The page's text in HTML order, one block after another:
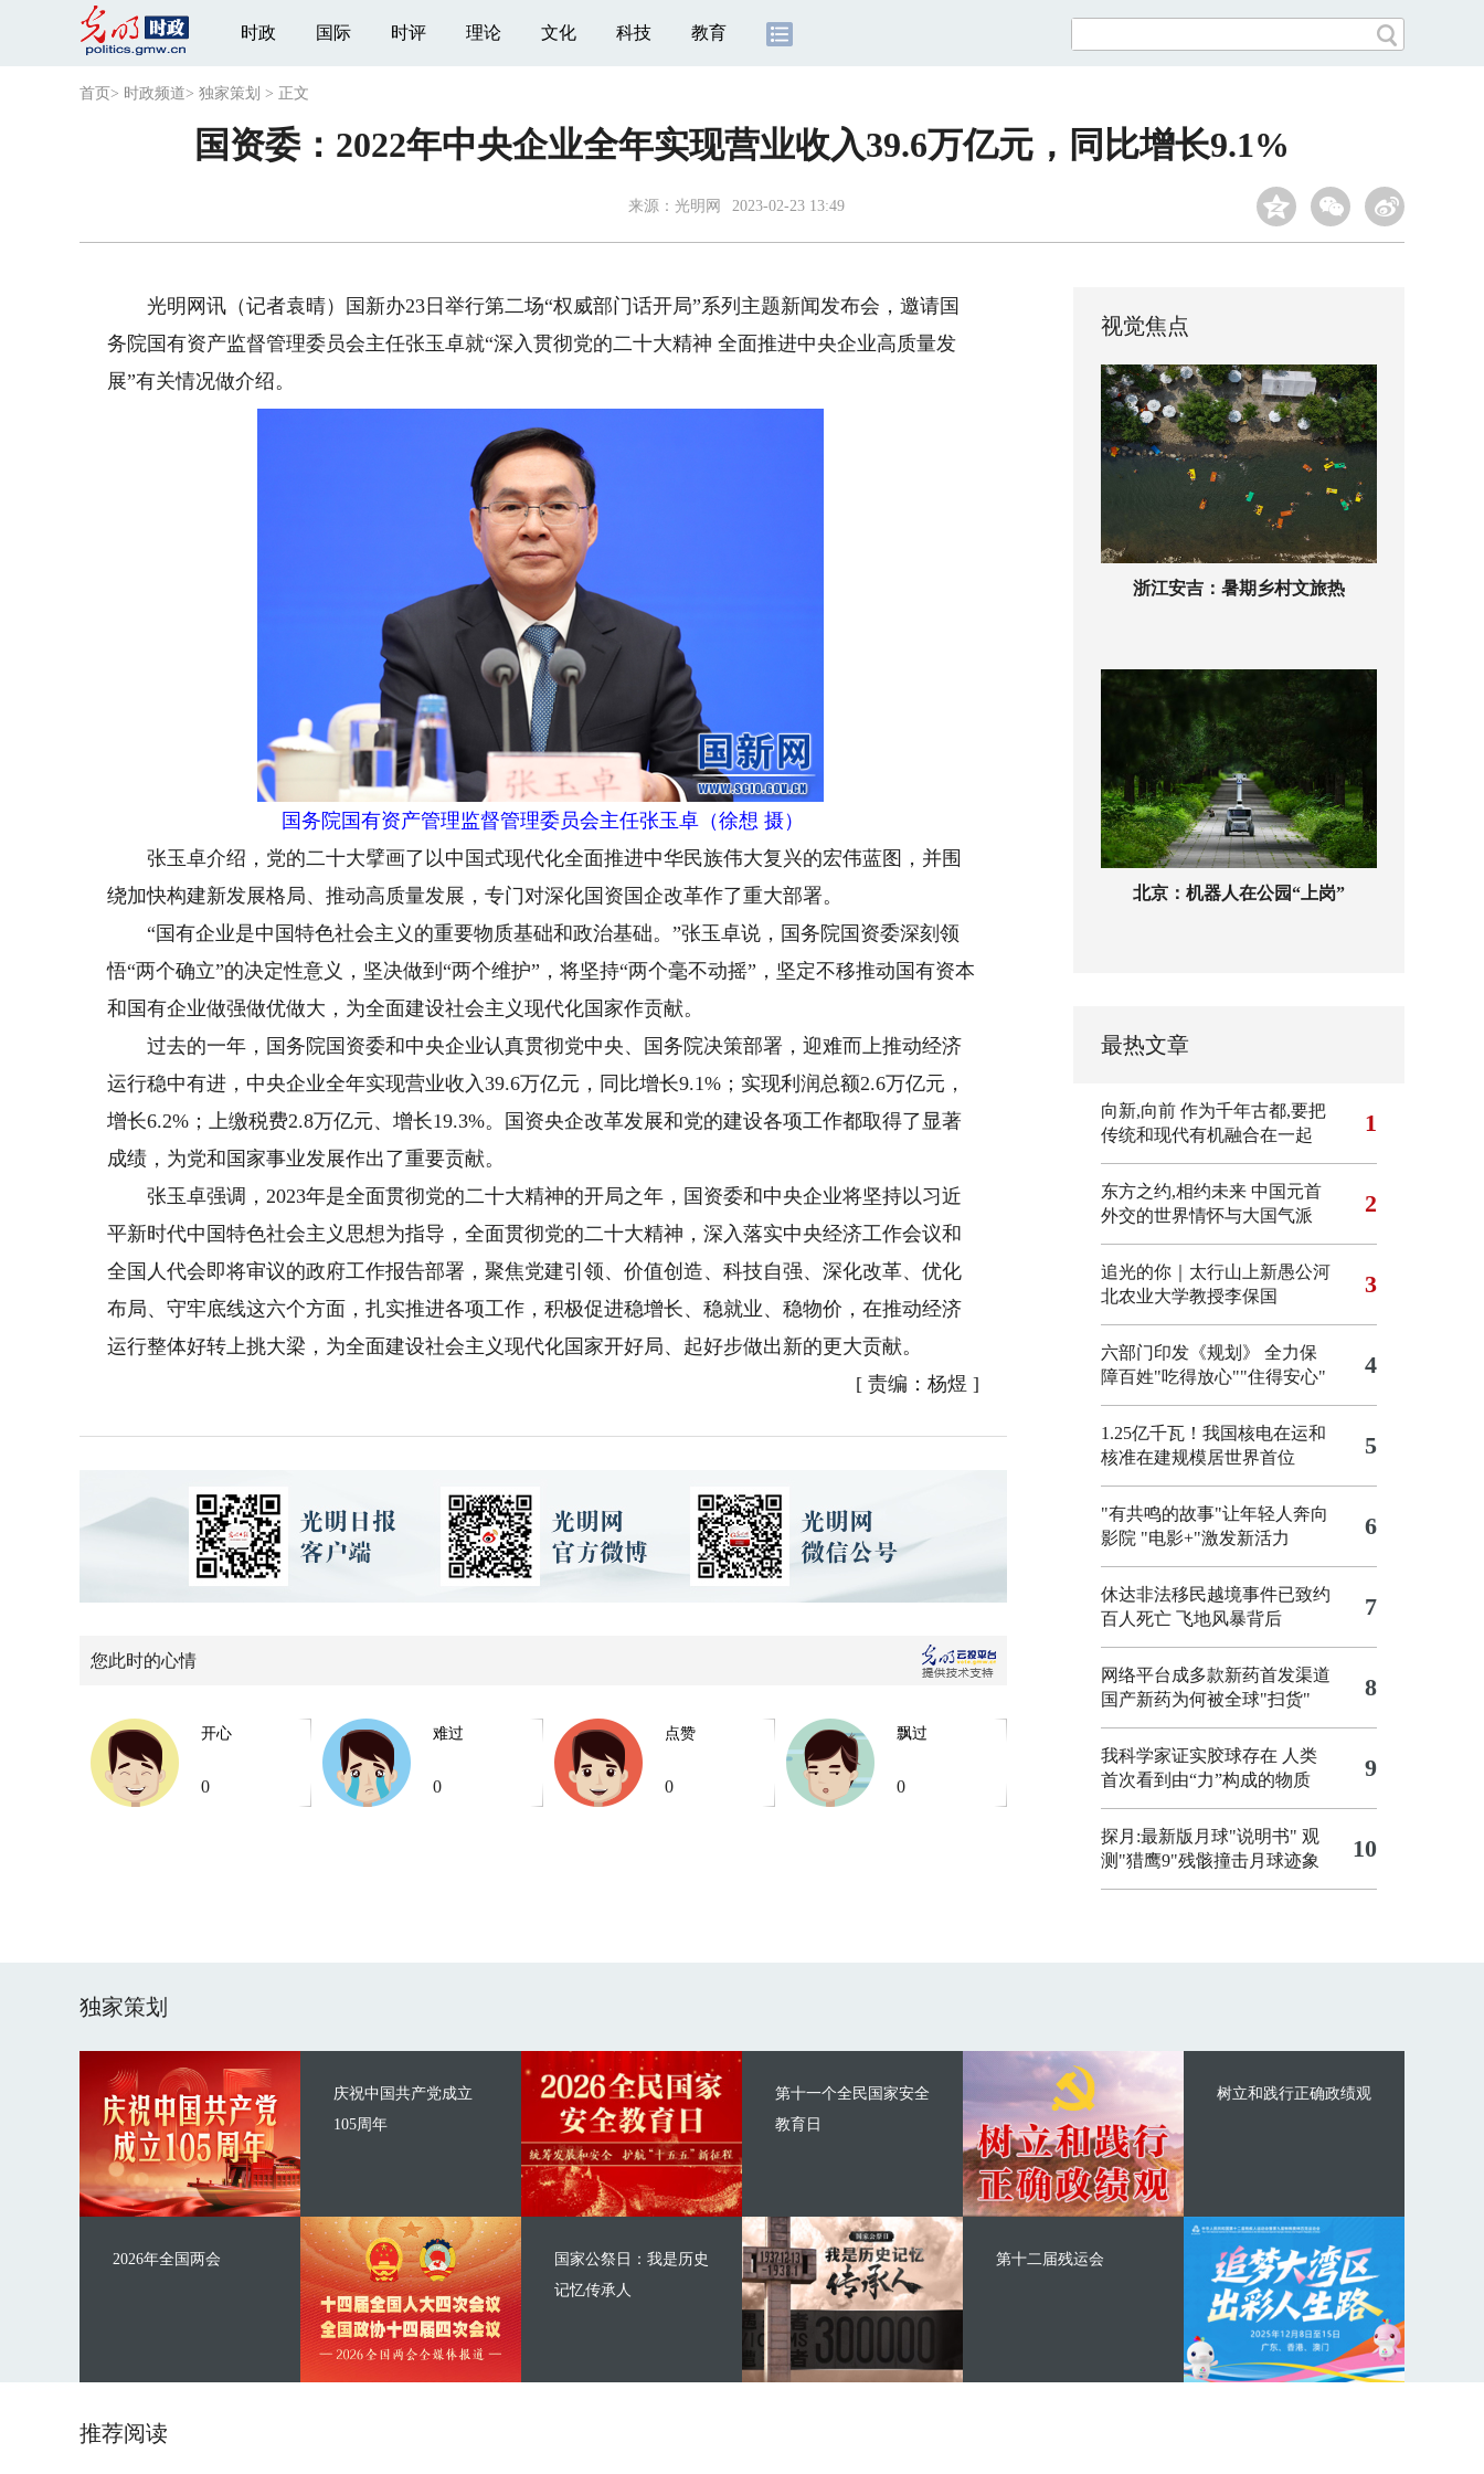
时政 国际 时评 理论 文化 科技 教育
首页 > 时政频道> 独家策划 > 正文
国资委：2022年中央企业全年实现营业收入39.6万亿元，同比增长9.1%
来源： 光明网 2023-02-23 13:49
光明网讯（记者袁晴）国新办23日举行第二场“权威部门话开局”系列主题新闻发布会，邀请国
务院国有资产监督管理委员会主任张玉卓就“深入贯彻党的二十大精神 全面推进中央企业高质量发
展”有关情况做介绍。
国务院国有资产管理监督管理委员会主任张玉卓（徐想 摄）
张玉卓介绍，党的二十大擘画了以中国式现代化全面推进中华民族伟大复兴的宏伟蓝图，并围
绕加快构建新发展格局、推动高质量发展，专门对深化国资国企改革作了重大部署。
“国有企业是中国特色社会主义的重要物质基础和政治基础。”张玉卓说，国务院国资委深刻领
悟“两个确立”的决定性意义，坚决做到“两个维护”，将坚持“两个毫不动摇”，坚定不移推动国有资本
和国有企业做强做优做大，为全面建设社会主义现代化国家作贡献。
过去的一年，国务院国资委和中央企业认真贯彻党中央、国务院决策部署，迎难而上推动经济
运行稳中有进，中央企业全年实现营业收入39.6万亿元，同比增长9.1%；实现利润总额2.6万亿元，
增长6.2%；上缴税费2.8万亿元、增长19.3%。国资央企改革发展和党的建设各项工作都取得了显著
成绩，为党和国家事业发展作出了重要贡献。
张玉卓强调，2023年是全面贯彻党的二十大精神的开局之年，国资委和中央企业将坚持以习近
平新时代中国特色社会主义思想为指导，全面贯彻党的二十大精神，深入落实中央经济工作会议和
全国人代会即将审议的政府工作报告部署，聚焦党建引领、价值创造、科技自强、深化改革、优化
布局、守牢底线这六个方面，扎实推进各项工作，积极促进稳增长、稳就业、稳物价，在推动经济
运行整体好转上挑大梁，为全面建设社会主义现代化国家开好局、起好步做出新的更大贡献。
[ 责编：杨煜 ]
您此时的心情
开心
0
难过
0
点赞
0
飘过
0
视觉焦点
浙江安吉：暑期乡村文旅热
北京：机器人在公园“上岗”
最热文章
向新,向前 作为千年古都,要把
传统和现代有机融合在一起
1
东方之约,相约未来 中国元首
外交的世界情怀与大国气派
2
追光的你｜太行山上新愚公河
北农业大学教授李保国
3
六部门印发《规划》 全力保
障百姓"吃得放心""住得安心"
4
1.25亿千瓦！我国核电在运和
核准在建规模居世界首位
5
"有共鸣的故事"让年轻人奔向
影院 "电影+"激发新活力 6
休达非法移民越境事件已致约
百人死亡 飞地风暴背后 7
网络平台成多款新药首发渠道
国产新药为何被全球"扫货"
8
我科学家证实胶球存在 人类
首次看到由“力”构成的物质
9
探月:最新版月球"说明书" 观
测"猎鹰9"残骸撞击月球迹象
10
独家策划
庆祝中国共产党成立
105周年
2026年全国两会
第十一个全民国家安全
教育日
国家公祭日：我是历史
记忆传承人
树立和践行正确政绩观
第十二届残运会
推荐阅读